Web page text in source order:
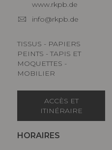
www.rkpb.de
info@rkpb.de
TISSUS - PAPIERS
PEINTS - TAPIS ET
MOQUETTES -
MOBILIER
ACCÈS ET
ITINÉRAIRE
HORAIRES